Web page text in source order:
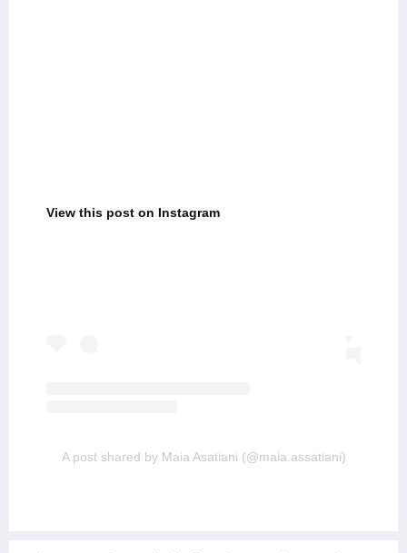
View this post on Instagram
A post shared by Maia Asatiani (@maia.assatiani)